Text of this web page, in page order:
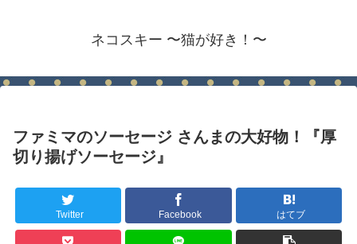
ネコスキー 〜猫が好き！〜
ファミマのソーセージ さんまの大好物！『厚
切り揚げソーセージ』
Twitter Facebook はてブ